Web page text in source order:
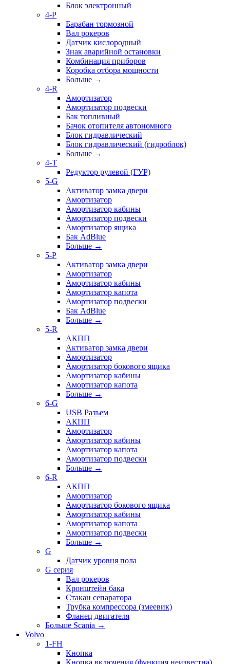
Блок электронный
4-P
Барабан тормозной
Вал рокеров
Датчик кислородный
Знак аварийной остановки
Комбинация приборов
Коробка отбора мощности
Больше →
4-R
Амортизатор
Амортизатор подвески
Бак топливный
Бачок отопителя автономного
Блок гидравлический
Блок гидравлический (гидроблок)
Больше →
4-T
Редуктор рулевой (ГУР)
5-G
Активатор замка двери
Амортизатор
Амортизатор кабины
Амортизатор подвески
Амортизатор ящика
Бак AdBlue
Больше →
5-P
Активатор замка двери
Амортизатор
Амортизатор кабины
Амортизатор капота
Амортизатор подвески
Бак AdBlue
Больше →
5-R
АКПП
Активатор замка двери
Амортизатор
Амортизатор бокового ящика
Амортизатор кабины
Амортизатор капота
Больше →
6-G
USB Разъем
АКПП
Амортизатор
Амортизатор кабины
Амортизатор капота
Амортизатор подвески
Больше →
6-R
АКПП
Амортизатор
Амортизатор бокового ящика
Амортизатор кабины
Амортизатор капота
Амортизатор подвески
Больше →
G
Датчик уровня пола
G серия
Вал рокеров
Кронштейн бака
Стакан сепаратора
Трубка компрессора (змеевик)
Фланец двигателя
Больше Scania →
Volvo
1-FH
Кнопка
Кнопка включения (функция неизвестна)